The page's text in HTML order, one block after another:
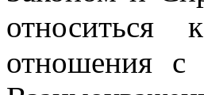
относиться
отношения с